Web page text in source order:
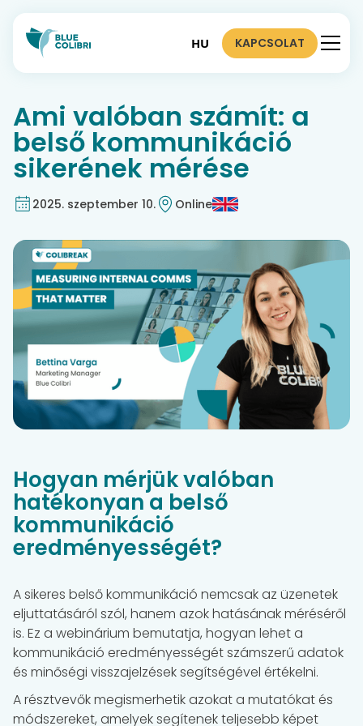
HU KAPCSOLAT
Ami valóban számít: a
belső kommunikáció
sikerének mérése
2025. szeptember 10. Online
Hogyan mérjük valóban
hatékonyan a belső
kommunikáció
eredményességét?
A sikeres belső kommunikáció nemcsak az üzenetek
eljuttatásáról szól, hanem azok hatásának méréséről
is. Ez a webinárium bemutatja, hogyan lehet a
kommunikáció eredményességét számszerű adatok
és minőségi visszajelzések segítségével értékelni.
A résztvevők megismerhetik azokat a mutatókat és
módszereket, amelyek segítenek teljesebb képet